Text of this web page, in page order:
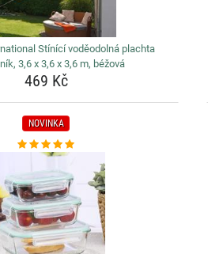
Stínící voděodolná plachta
3,6 x 3,6 x 3,6 m, béžová
469 Kč
NOVINKA